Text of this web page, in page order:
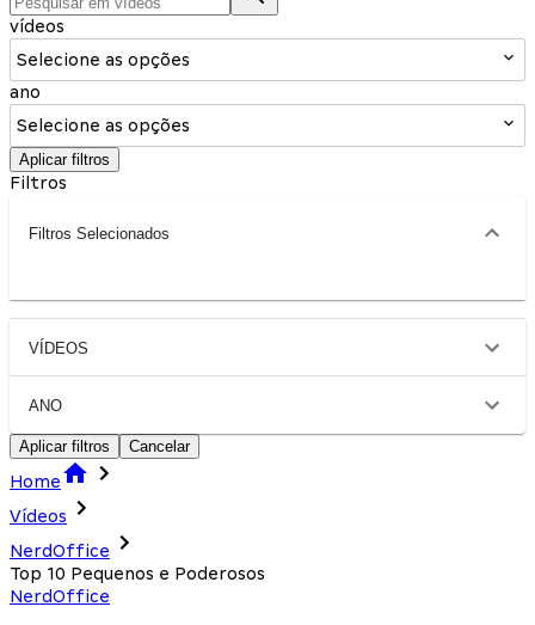
vídeos
Selecione as opções
ano
Selecione as opções
Aplicar filtros
Filtros
Filtros Selecionados
VÍDEOS
ANO
Aplicar filtros Cancelar
Home
Vídeos
NerdOffice
Top 10 Pequenos e Poderosos
NerdOffice